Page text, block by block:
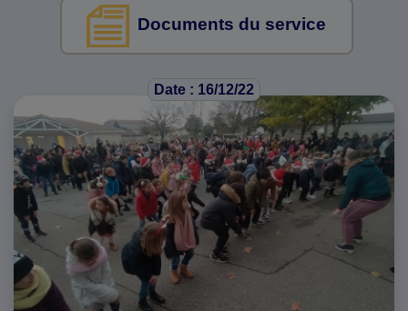
Documents du service
Date : 16/12/22